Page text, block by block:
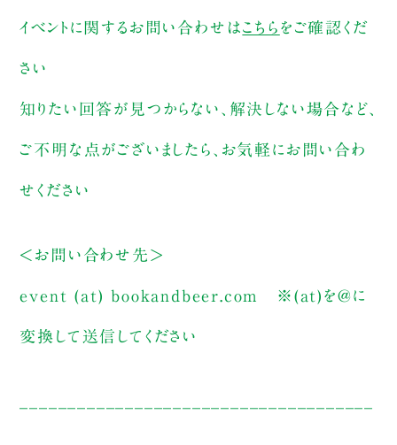
イベントに関するお問い合わせはこちら をご確認くだ
さい
知りたい回答が見つからない、解決しない場合など、
ご不明な点がございましたら、お気軽にお問い合わ
せください
＜お問い合わせ先＞
event (at) bookandbeer.com ※(at)を@に
変換して送信してください